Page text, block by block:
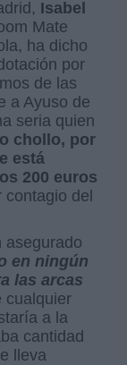
Isabel
Mate
ha dicho
por
de las
a Ayuso de
seria quien
chollo, por
está
200 euros
contagio del
asegurado
en ningún
las arcas
cualquier
a la
cantidad
lleva